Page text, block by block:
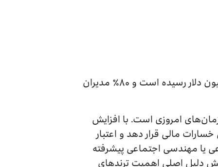
گارتنر تخمین زده است که هزینه‌های جهانی IT در سال ۲۰۲۴ با نرخ ۸٪ رشد کرده و به ۵.۱ تریلیون دلار رسیده است و ۸۰٪ مدیران
امروزی است. با افزایش
مالی قرار دهد و اعتبار
یا مهندسی اجتماعی پیشرفته
شش دلیل اصلی اهمیت ترندهای